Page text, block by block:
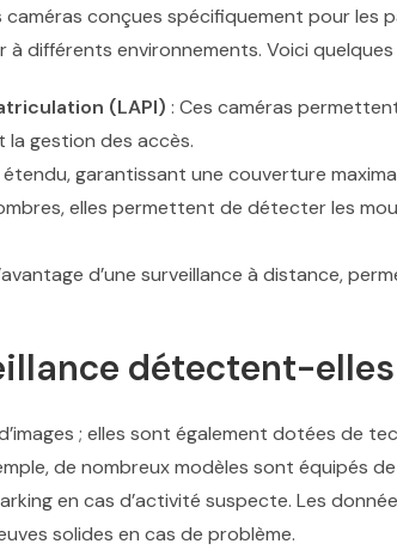
conçues spécifiquement pour les
différents environnements. Voici
(LAPI) : Ces caméras
gestion des accès.
garantissant une couverture
elles permettent de détecter les
d’une surveillance à distance,
détectent-
; elles sont également dotées de
de nombreux modèles sont équipés
en cas d’activité suspecte. Les
solides en cas de problème.